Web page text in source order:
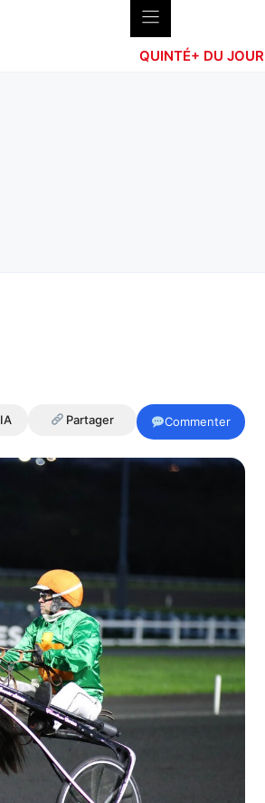
QUINTÉ+ DU JOUR
Partager Commenter